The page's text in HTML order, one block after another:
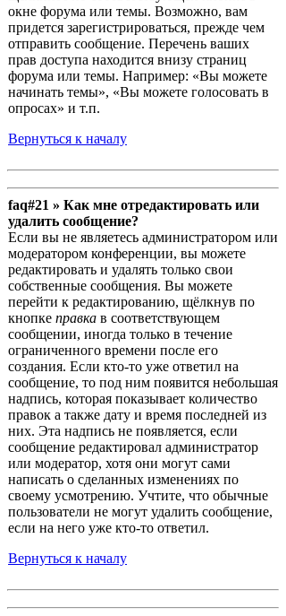
окне форума или темы. Возможно, вам
придется зарегистрироваться, прежде чем
отправить сообщение. Перечень ваших
прав доступа находится внизу страниц
форума или темы. Например: «Вы можете
начинать темы», «Вы можете голосовать в
опросах» и т.п.
Вернуться к началу
faq#21 » Как мне отредактировать или
удалить сообщение?
Если вы не являетесь администратором или
модератором конференции, вы можете
редактировать и удалять только свои
собственные сообщения. Вы можете
перейти к редактированию, щёлкнув по
кнопке правка в соответствующем
сообщении, иногда только в течение
ограниченного времени после его
создания. Если кто-то уже ответил на
сообщение, то под ним появится небольшая
надпись, которая показывает количество
правок а также дату и время последней из
них. Эта надпись не появляется, если
сообщение редактировал администратор
или модератор, хотя они могут сами
написать о сделанных изменениях по
своему усмотрению. Учтите, что обычные
пользователи не могут удалить сообщение,
если на него уже кто-то ответил.
Вернуться к началу